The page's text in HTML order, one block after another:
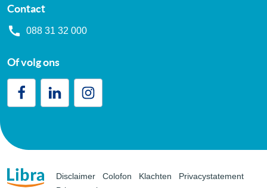
Contact
088 31 32 000
Of volg ons
Disclaimer Colofon Klachten
Privacystatement